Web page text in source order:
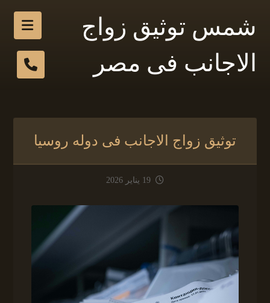
شمس توثيق زواج
الاجانب فى مصر
توثيق زواج الاجانب فى دوله روسيا
19 يناير 2026